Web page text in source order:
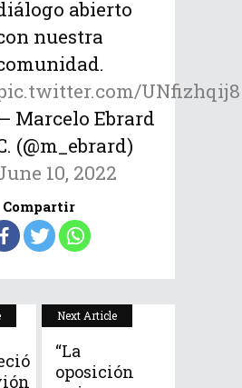
abierto
nuestra
UNfizhqij8
Marcelo Ebrard
(@m_ebrard)
10, 2022
Compartir
Next Article
“La
oposición